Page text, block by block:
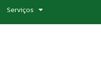
Serviços